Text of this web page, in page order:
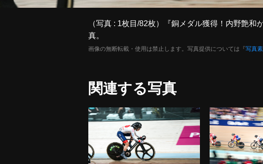
（写真 : 1枚目/82枚）『銅メダル獲得！内野艶
真。
画像の無断転載・使用は禁止します。写真提供については『写真
関連する写真